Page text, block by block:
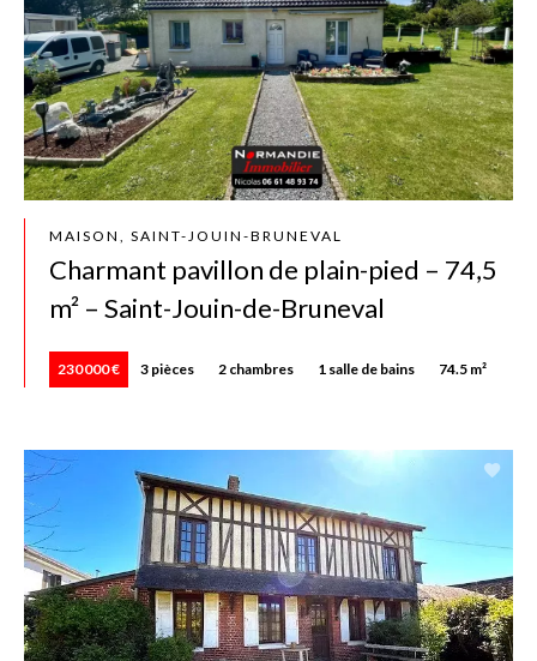
MAISON, SAINT-JOUIN-BRUNEVAL
Charmant pavillon de plain-pied – 74,5
m² – Saint-Jouin-de-Bruneval
230 000 € 3 pièces 2 chambres 1 salle de bains 74.5 m²